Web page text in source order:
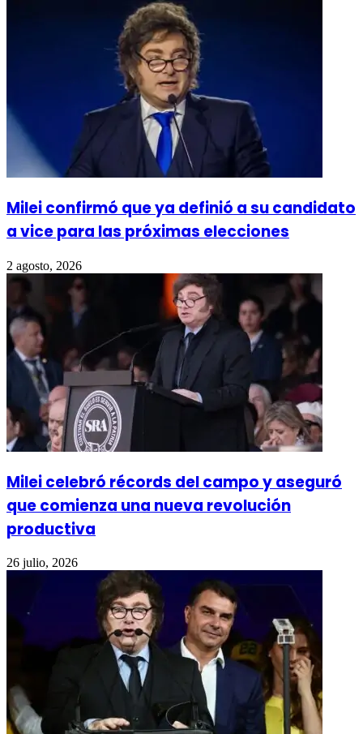
Milei confirmó que ya definió a su candidato
a vice para las próximas elecciones
2 agosto, 2026
Milei celebró récords del campo y aseguró
que comienza una nueva revolución
productiva
26 julio, 2026